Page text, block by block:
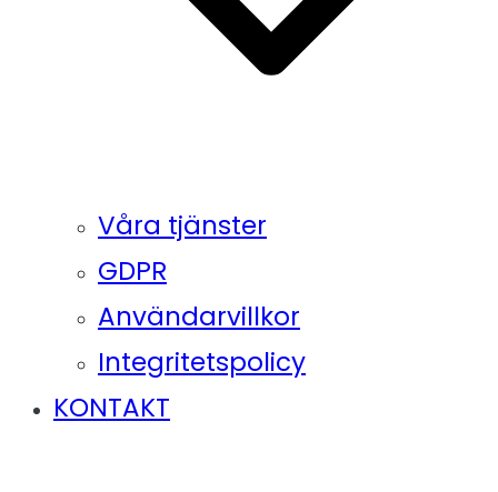
Våra tjänster
GDPR
Användarvillkor
Integritetspolicy
KONTAKT